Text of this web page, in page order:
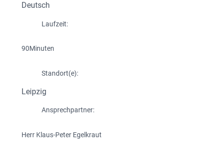
Deutsch
Laufzeit:
90Minuten
Standort(e):
Leipzig
Ansprechpartner:
Herr Klaus-Peter Egelkraut